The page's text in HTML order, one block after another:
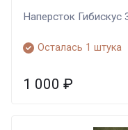
Наперсток
Осталась 1 штука
1 000 ₽